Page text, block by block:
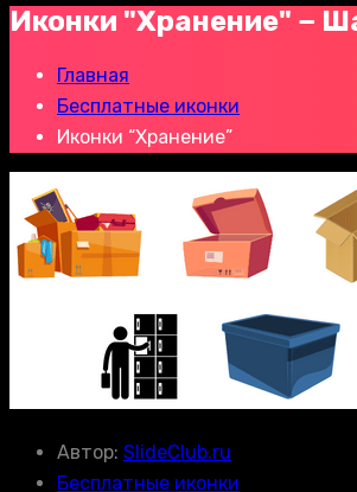
Иконки "Хранение" −
Главная
Бесплатные иконки
Иконки “Хранение”
Автор: SlideClub.ru
Бесплатные иконки